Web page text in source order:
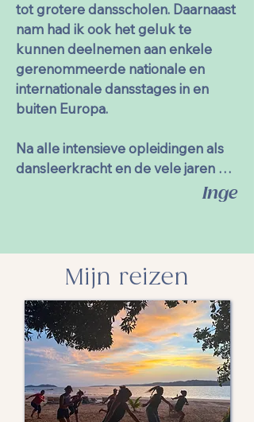
tot grotere dansscholen. Daarnaast
nam had ik ook het geluk te
kunnen deelnemen aan enkele
gerenommeerde nationale en
internationale dansstages in en
buiten Europa.
Na alle intensieve opleidingen als
dansleerkracht en de vele jaren
ervaring in het lesgeven, werd het
Intussen meer dan tien jaar later
sta ik nog steeds even enthousiast
en gedreven aan het hoofd van
deze groeiende dansschool!
Voortdurend ga ik op zoek naar
vernieuwing en groei, zowel bij
mezelf als binnen de school.
Inge
Mijn reizen